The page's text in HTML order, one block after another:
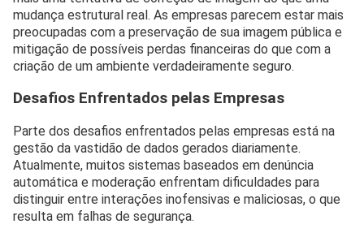
mudança estrutural real. As empresas parecem estar mais
preocupadas com a preservação de sua imagem pública e
mitigação de possíveis perdas financeiras do que com a
criação de um ambiente verdadeiramente seguro.
Desafios Enfrentados pelas Empresas
Parte dos desafios enfrentados pelas empresas está na
gestão da vastidão de dados gerados diariamente.
Atualmente, muitos sistemas baseados em denúncia
automática e moderação enfrentam dificuldades para
distinguir entre interações inofensivas e maliciosas, o que
resulta em falhas de segurança.